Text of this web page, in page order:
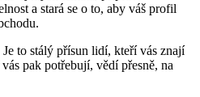
a stará se o to, aby váš profil
to stálý přísun lidí, kteří vás znají
pak potřebují, vědí přesně, na